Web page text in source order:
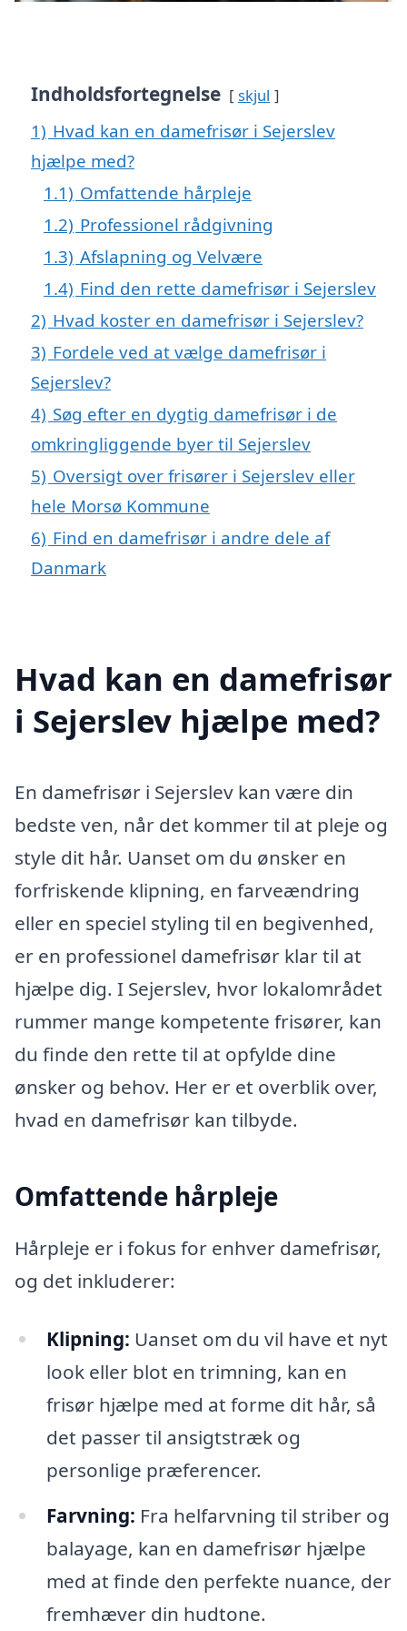
Indholdsfortegnelse skjul
1) Hvad kan en damefrisør i Sejerslev
hjælpe med?
1.1) Omfattende hårpleje
1.2) Professionel rådgivning
1.3) Afslapning og Velvære
1.4) Find den rette damefrisør i Sejerslev
2) Hvad koster en damefrisør i Sejerslev?
3) Fordele ved at vælge damefrisør i
Sejerslev?
4) Søg efter en dygtig damefrisør i de
omkringliggende byer til Sejerslev
5) Oversigt over frisører i Sejerslev eller
hele Morsø Kommune
6) Find en damefrisør i andre dele af
Danmark
Hvad kan en damefrisør
i Sejerslev hjælpe med?
En damefrisør i Sejerslev kan være din
bedste ven, når det kommer til at pleje og
style dit hår. Uanset om du ønsker en
forfriskende klipning, en farveændring
eller en speciel styling til en begivenhed,
er en professionel damefrisør klar til at
hjælpe dig. I Sejerslev, hvor lokalområdet
rummer mange kompetente frisører, kan
du finde den rette til at opfylde dine
ønsker og behov. Her er et overblik over,
hvad en damefrisør kan tilbyde.
Omfattende hårpleje
Hårpleje er i fokus for enhver damefrisør,
og det inkluderer:
Klipning: Uanset om du vil have et nyt
look eller blot en trimning, kan en
frisør hjælpe med at forme dit hår, så
det passer til ansigtstræk og
personlige præferencer.
Farvning: Fra helfarvning til striber og
balayage, kan en damefrisør hjælpe
med at finde den perfekte nuance, der
fremhæver din hudtone.